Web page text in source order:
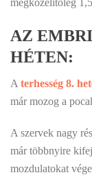
megközelítőleg
AZ
HÉTEN:
A terhesség 8.
már mozog a
A szervek nagy
már többnyire
mozdulatokat